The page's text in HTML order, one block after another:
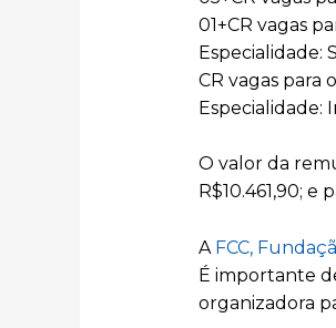
01+CR vagas
Especialidade:
CR vagas para
Especialidade:
O valor da
R$10.461,90; e
A FCC,
É importante
organizadora